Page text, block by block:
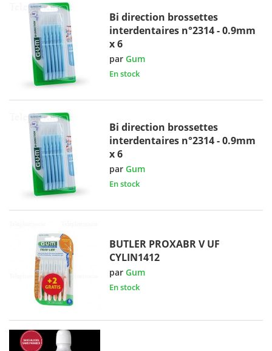
Bi direction brossettes
interdentaires n°2314 - 0.9mm
x 6
parGum
En stock
Bi direction brossettes
interdentaires n°2314 - 0.9mm
x 6
parGum
En stock
BUTLER PROXABR V UF
CYLIN1412
parGum
En stock